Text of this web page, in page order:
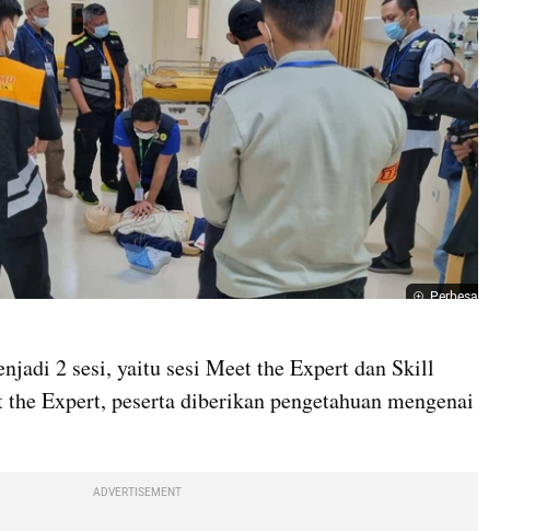
Perbesar
2 sesi, yaitu sesi Meet the Expert dan Skill
Expert, peserta diberikan pengetahuan mengenai
ADVERTISEMENT